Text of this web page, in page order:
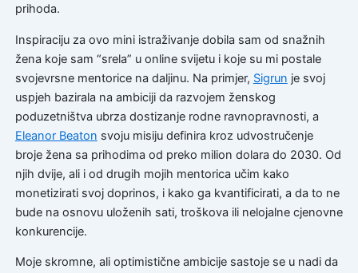
prihoda.
Inspiraciju za ovo mini istraživanje dobila sam od snažnih
žena koje sam “srela” u online svijetu i koje su mi postale
svojevrsne mentorice na daljinu. Na primjer, Sigrun je svoj
uspjeh bazirala na ambiciji da razvojem ženskog
poduzetništva ubrza dostizanje rodne ravnopravnosti, a
Eleanor Beaton svoju misiju definira kroz udvostručenje
broje žena sa prihodima od preko milion dolara do 2030. Od
njih dvije, ali i od drugih mojih mentorica učim kako
monetizirati svoj doprinos, i kako ga kvantificirati, a da to ne
bude na osnovu uloženih sati, troškova ili nelojalne cjenovne
konkurencije.
Moje skromne, ali optimistične ambicije sastoje se u nadi da